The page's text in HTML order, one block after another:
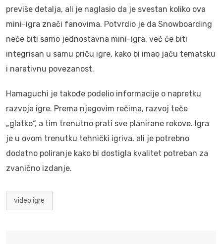
previše detalja, ali je naglasio da je svestan koliko ova
mini-igra znači fanovima. Potvrdio je da Snowboarding
neće biti samo jednostavna mini-igra, već će biti
integrisan u samu priču igre, kako bi imao jaču tematsku
i narativnu povezanost.
Hamaguchi je takođe podelio informacije o napretku
razvoja igre. Prema njegovim rečima, razvoj teče
„glatko“, a tim trenutno prati sve planirane rokove. Igra
je u ovom trenutku tehnički igriva, ali je potrebno
dodatno poliranje kako bi dostigla kvalitet potreban za
zvanično izdanje.
video igre